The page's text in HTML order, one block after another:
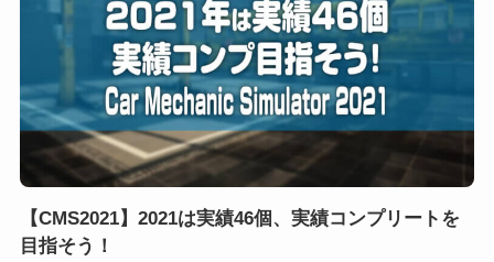
【CMS2021】2021は実績46個、実績コンプリートを
目指そう！